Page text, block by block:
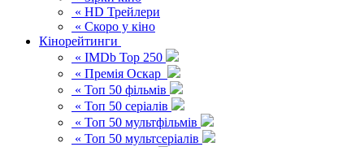
« HD Трейлери
« Скоро у кіно
Кінорейтинги
« IMDb Top 250
« Премія Оскар
« Топ 50 фільмів
« Топ 50 серіалів
« Топ 50 мультфільмів
« Топ 50 мультсеріалів